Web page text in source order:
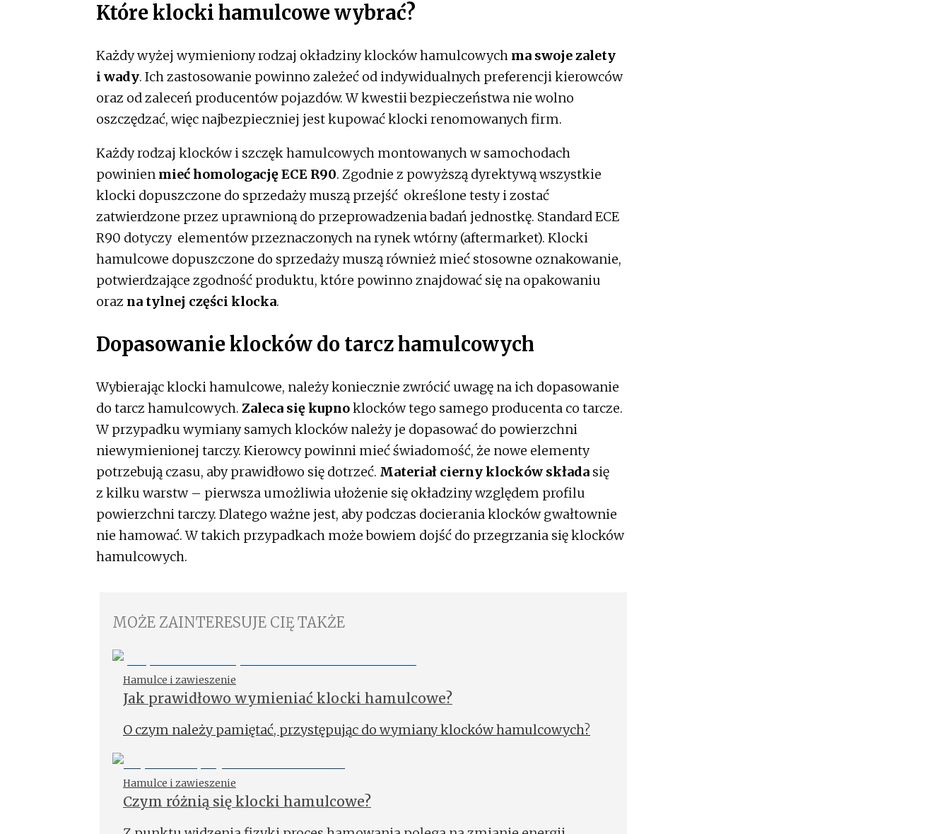
Które klocki hamulcowe wybrać?
Każdy wyżej wymieniony rodzaj okładziny klocków hamulcowych ma swoje zalety
i wady. Ich zastosowanie powinno zależeć od indywidualnych preferencji kierowców
oraz od zaleceń producentów pojazdów. W kwestii bezpieczeństwa nie wolno
oszczędzać, więc najbezpieczniej jest kupować klocki renomowanych firm.
Każdy rodzaj klocków i szczęk hamulcowych montowanych w samochodach
powinien mieć homologację ECE R90. Zgodnie z powyższą dyrektywą wszystkie
klocki dopuszczone do sprzedaży muszą przejść określone testy i zostać
zatwierdzone przez uprawnioną do przeprowadzenia badań jednostkę. Standard ECE
R90 dotyczy elementów przeznaczonych na rynek wtórny (aftermarket). Klocki
hamulcowe dopuszczone do sprzedaży muszą również mieć stosowne oznakowanie,
potwierdzające zgodność produktu, które powinno znajdować się na opakowaniu
oraz na tylnej części klocka.
Dopasowanie klocków do tarcz hamulcowych
Wybierając klocki hamulcowe, należy koniecznie zwrócić uwagę na ich dopasowanie
do tarcz hamulcowych. Zaleca się kupnoklocków tego samego producenta co tarcze.
W przypadku wymiany samych klocków należy je dopasować do powierzchni
niewymienionej tarczy. Kierowcy powinni mieć świadomość, że nowe elementy
potrzebują czasu, aby prawidłowo się dotrzeć. Materiał cierny klocków składa się
z kilku warstw – pierwsza umożliwia ułożenie się okładziny względem profilu
powierzchni tarczy. Dlatego ważne jest, aby podczas docierania klocków gwałtownie
nie hamować. W takich przypadkach może bowiem dojść do przegrzania się klocków
hamulcowych.
MOŻE ZAINTERESUJE CIĘ TAKŻE
Hamulce i zawieszenie
Jak prawidłowo wymieniać klocki hamulcowe?
O czym należy pamiętać, przystępując do wymiany klocków hamulcowych?
Hamulce i zawieszenie
Czym różnią się klocki hamulcowe?